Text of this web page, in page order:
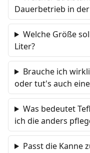
Dauerbetrieb in
Welche Größe
Liter?
Brauche ich
oder tut's auch
Was bedeutet
ich die anders
Passt die Kanne